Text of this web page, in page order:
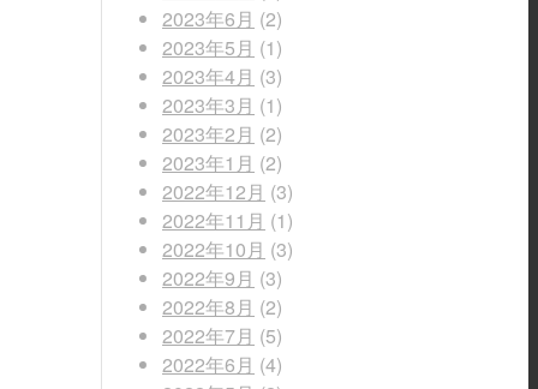
2023年6月 (2)
2023年5月 (1)
2023年4月 (3)
2023年3月 (1)
2023年2月 (2)
2023年1月 (2)
2022年12月 (3)
2022年11月 (1)
2022年10月 (3)
2022年9月 (3)
2022年8月 (2)
2022年7月 (5)
2022年6月 (4)